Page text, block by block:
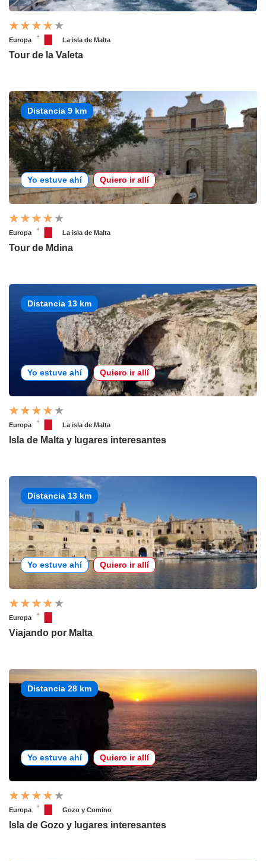
Europa La isla de Malta
Tour de la Valeta
Distancia 9 km
Yo estuve ahí Quiero ir allí
Europa La isla de Malta
Tour de Mdina
Distancia 13 km
Yo estuve ahí Quiero ir allí
Europa La isla de Malta
Isla de Malta y lugares interesantes
Distancia 13 km
Yo estuve ahí Quiero ir allí
Europa
Viajando por Malta
Distancia 28 km
Yo estuve ahí Quiero ir allí
Europa Gozo y Comino
Isla de Gozo y lugares interesantes